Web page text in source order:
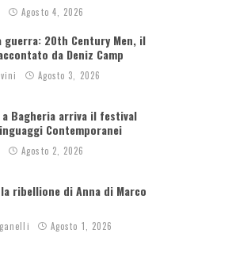
Agosto 4, 2026
guerra: 20th Century Men, il
da Deniz Camp
Agosto 3, 2026
a Bagheria arriva il festival
Contemporanei
Agosto 2, 2026
ribellione di Anna di Marco
Agosto 1, 2026